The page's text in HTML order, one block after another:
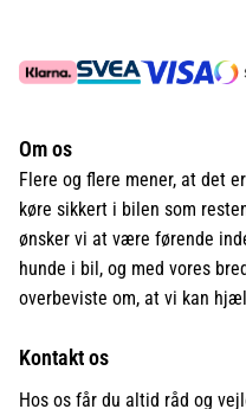
Om os
Flere og flere mener, at det
køre sikkert i bilen som
ønsker vi at være førende
hunde i bil, og med vores
overbeviste om, at vi kan
Kontakt os
Hos os får du altid råd og